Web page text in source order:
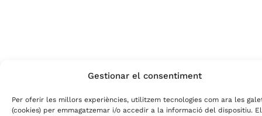
Gestionar el consentiment
Per oferir les millors experiències, utilitzem tecnologies com ara les
(cookies) per emmagatzemar i/o accedir a la informació del dispositiu. El